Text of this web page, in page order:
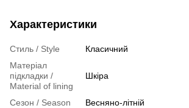
Характеристики
Стиль / Style
Класичний
Матеріал
підкладки /
Material of lining
Шкіра
Сезон / Season
Весняно-літній